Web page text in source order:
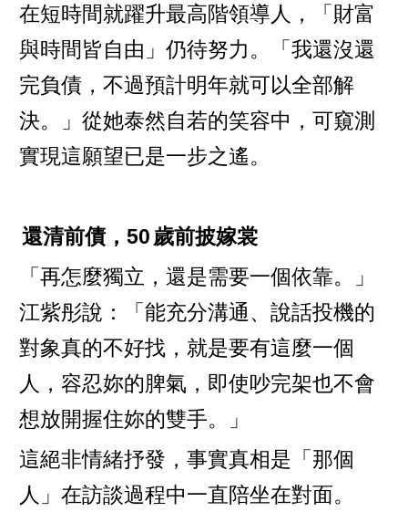
在短時間就躍升最高階領導人，「財富
與時間皆自由」仍待努力。「我還沒還
完負債，不過預計明年就可以全部解
決。」從她泰然自若的笑容中，可窺測
實現這願望已是一步之遙。
還清前債，50 歲前披嫁裳
「再怎麼獨立，還是需要一個依靠。」
江紫彤說：「能充分溝通、說話投機的
對象真的不好找，就是要有這麼一個
人，容忍妳的脾氣，即使吵完架也不會
想放開握住妳的雙手。」
這絕非情緒抒發，事實真相是「那個
人」在訪談過程中一直陪坐在對面。